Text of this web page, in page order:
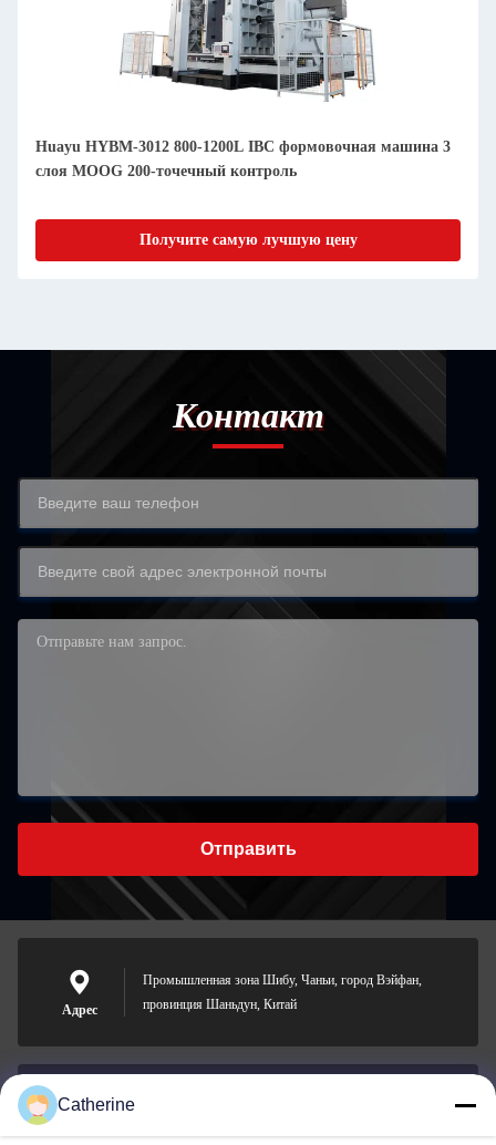
Huayu HYBM-3012 800-1200L IBC формовочная машина 3
слоя MOOG 200-точечный контроль
Получите самую лучшую цену
Контакт
Отправить
Адрес
Промышленная зона Шибу, Чаньи, город Вэйфан,
провинция Шаньдун, Китай
Электронная
Catherine